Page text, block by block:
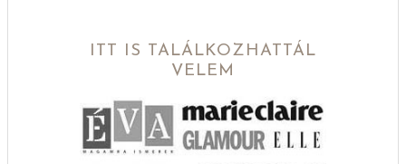
ITT IS TALÁLKOZHATTÁL
VELEM